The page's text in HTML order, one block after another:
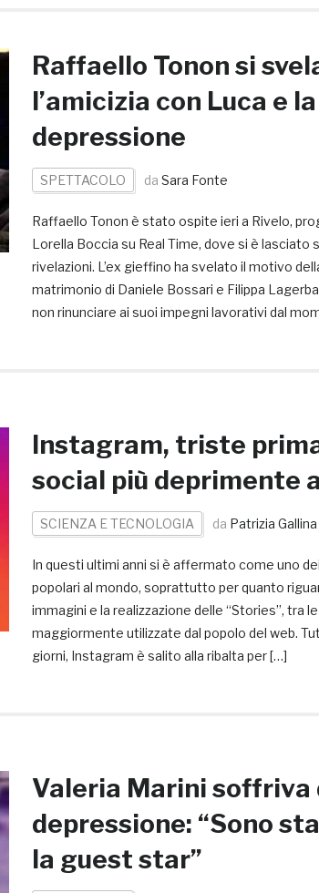
Raffaello Tonon si
l’amicizia con Luca e la
depressione
SPETTACOLO da Sara Fonte
Raffaello Tonon è stato ospite ieri a Rivelo,
Lorella Boccia su Real Time, dove si è lasciato
rivelazioni. L’ex gieffino ha svelato il motivo
matrimonio di Daniele Bossari e Filippa
non rinunciare ai suoi impegni lavorativi dal
Instagram, triste
social più deprimente
SCIENZA E TECNOLOGIA da Patrizia Gallina
In questi ultimi anni si è affermato come uno
popolari al mondo, soprattutto per quanto
immagini e la realizzazione delle “Stories”, tra
maggiormente utilizzate dal popolo del web.
giorni, Instagram è salito alla ribalta per […]
Valeria Marini soffriva
depressione: “Sono
la guest star”